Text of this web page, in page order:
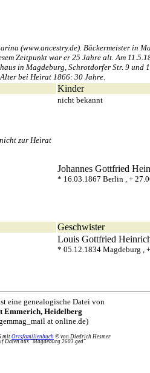
(www.ancestry.de). Bäckermeister in
Zeitpunkt war er 25 Jahre alt. Am
in Magdeburg, Schrotdorfer Str. 9 und
bei Heirat 1866: 30 Jahre.
Kinder
zur Heirat
nicht bekannt
Johannes Gottfried
* 16.03.1867 Berlin , +
Geschwister
Louis Gottfried
* 05.12.1834 Magdeburg ,
eine genealogische Datei von
Emmerich, Heidelberg
at online.de)
mitOrtsfamilienbuch © von Diedrich Hesmer
Daten aus "Magdeburg 2603.ged"